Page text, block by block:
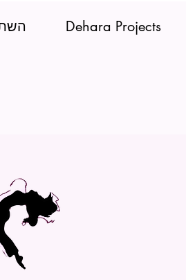
Dehara Projects